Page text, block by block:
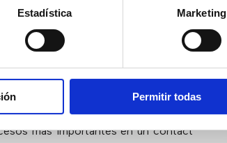
Estadística Marketing
Permitir todas
habilidades como la comunicación
equipo
más importantes en un contact